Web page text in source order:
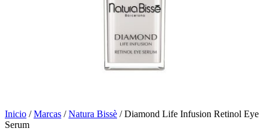
Inicio /Marcas /Natura Bissè / Diamond Life Infusion Retinol Eye
Serum